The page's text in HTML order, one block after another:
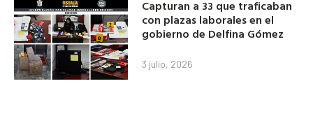
Capturan a 33 que traficaban
con plazas laborales en el
gobierno de Delfina Gómez
3 julio, 2026